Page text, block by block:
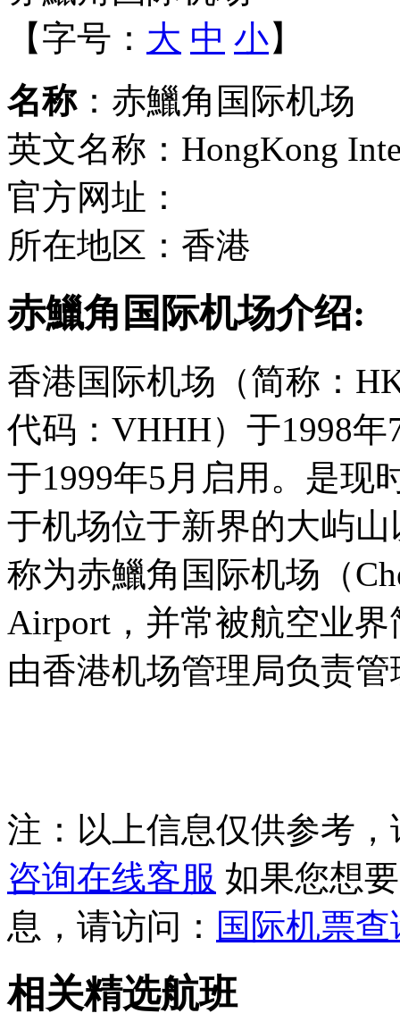
【字号： 大 中 小】
名称：赤鱲角国际机场
英文名称：HongKong
官方网址：
所在地区：香港
赤鱲角国际机场介绍:
香港国际机场（简称：
代码：VHHH）于1998
于1999年5月启用。是现
于机场位于新界的大屿
称为赤鱲角国际机场（
Airport，并常被航空业
由香港机场管理局负责
注：以上信息仅供参考
咨询在线客服 如果您想
息，请访问： 国际机票查
相关精选航班